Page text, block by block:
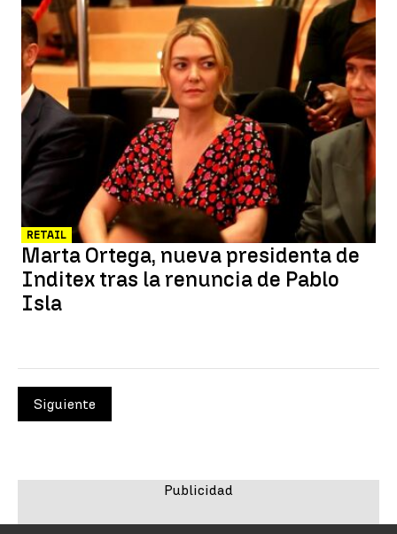
RETAIL
Marta Ortega, nueva presidenta de
Inditex tras la renuncia de Pablo
Isla
Siguiente